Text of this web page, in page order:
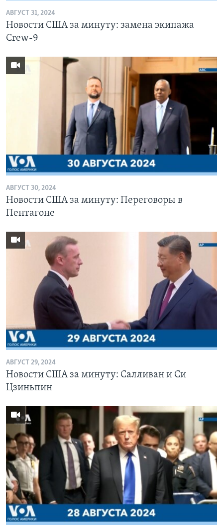
АВГУСТ 31, 2024
Новости США за минуту: замена экипажа
Crew-9
АВГУСТ 30, 2024
Новости США за минуту: Переговоры в
Пентагоне
АВГУСТ 29, 2024
Новости США за минуту: Салливан и Си
Цзиньпин